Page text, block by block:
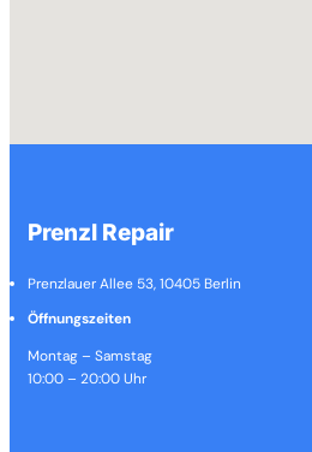
Prenzl Repair
Prenzlauer Allee 53, 10405 Berlin
Öffnungszeiten
Montag – Samstag
10:00 – 20:00 Uhr